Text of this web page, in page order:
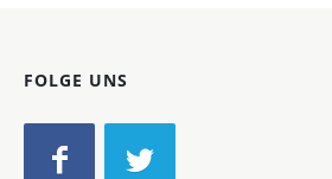
FOLGE UNS